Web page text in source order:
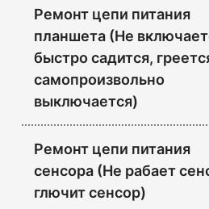
Ремонт цепи питания
планшета (Не
быстро садится,
самопроизвольно
выключается)
Ремонт цепи питания
сенсора (Не рабает
глючит сенсор)